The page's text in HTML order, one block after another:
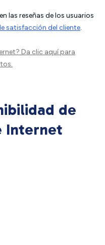
las reseñas de los usuarios
satisfacción del cliente.
Da clic aquípara
de
Internet